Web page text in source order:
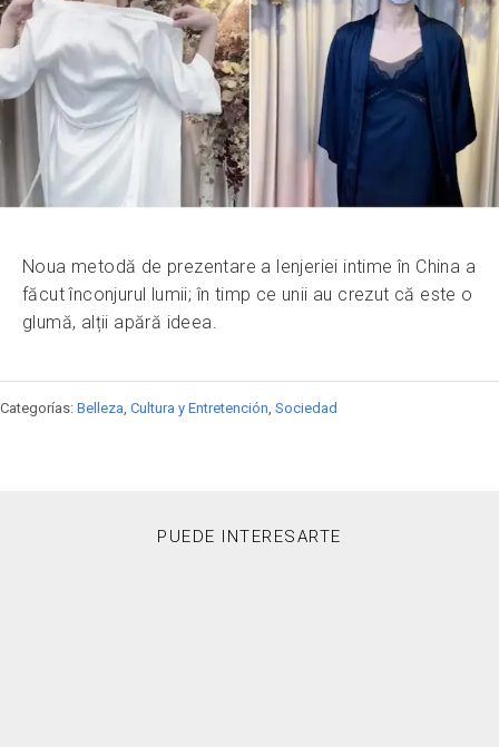
Noua metodă de prezentare a lenjeriei intime în China a
făcut înconjurul lumii; în timp ce unii au crezut că este o
glumă, alții apără ideea.
Categorías: Belleza Cultura y Entretención Sociedad
PUEDE INTERESARTE